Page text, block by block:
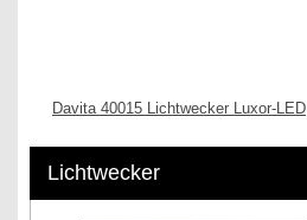
Davita 40015 Lichtwecker Luxor-LED
Lichtwecker